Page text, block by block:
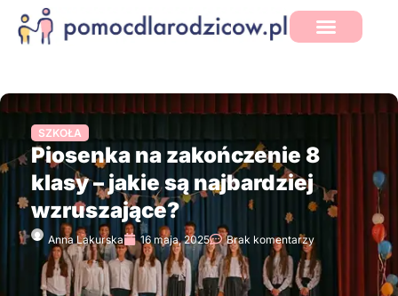
SZKOŁA
Piosenka na zakończenie 8
klasy – jakie są najbardziej
wzruszające?
Anna Lakurska 16 maja, 2025 Brak komentarzy